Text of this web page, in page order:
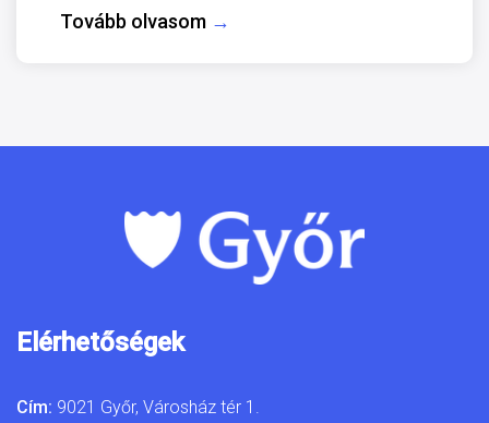
Tovább olvasom →
Elérhetőségek
Cím: 9021 Győr, Városház tér 1.